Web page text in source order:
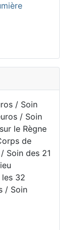
/ Soin
/ Soin
le Règne
de
Soin des 21
les 32
/ Soin